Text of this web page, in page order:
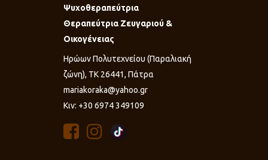
Ψυχοθεραπεύτρια
Θεραπεύτρια Ζευγαριού &
Οικογένειας
Ηρώων Πολυτεχνείου (Παραλιακή
ζώνη), ΤΚ 26441, Πάτρα
mariakoraka@yahoo.gr
Κιν: +30 6974 349109